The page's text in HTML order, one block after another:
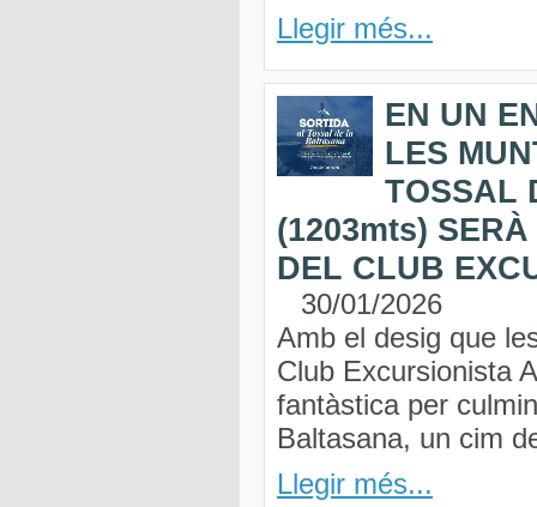
Llegir més...
EN UN
LES
TOSSAL
(1203mts)
DEL CLUB
30/01/2026
Amb el desig que
Club Excursionista
fantàstica per
Baltasana, un cim
Llegir més...